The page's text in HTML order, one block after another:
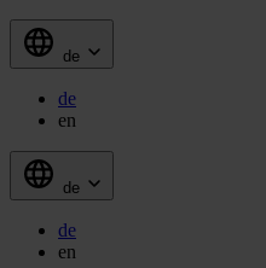
de
de
en
de
de
en